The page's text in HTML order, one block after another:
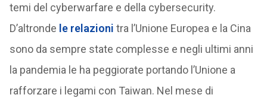
temi del cyberwarfare e della cybersecurity.
D’altronde le relazioni tra l’Unione Europea e la Cina
sono da sempre state complesse e negli ultimi anni
la pandemia le ha peggiorate portando l’Unione a
rafforzare i legami con Taiwan. Nel mese di